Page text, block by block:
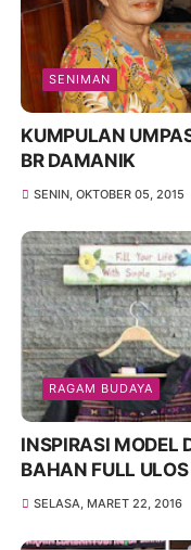
SENIMAN
KUMPULAN
BR DAMANIK
SENIN, OKTOBER 05, 2015
RAGAM BUDAYA
INSPIRASI MODEL
BAHAN FULL
SELASA, MARET 22, 2016